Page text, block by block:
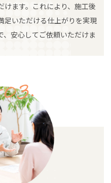
けます。これにより、施工後
足いただける仕上がりを実現
、安心してご依頼いただけま